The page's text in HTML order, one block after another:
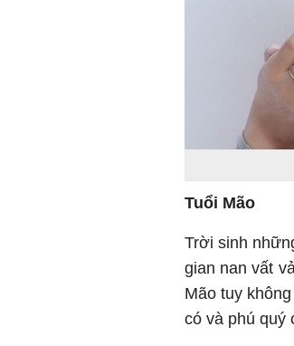
Tuổi Mão
Trời sinh
gian nan vất
Mão tuy
có và phú quý